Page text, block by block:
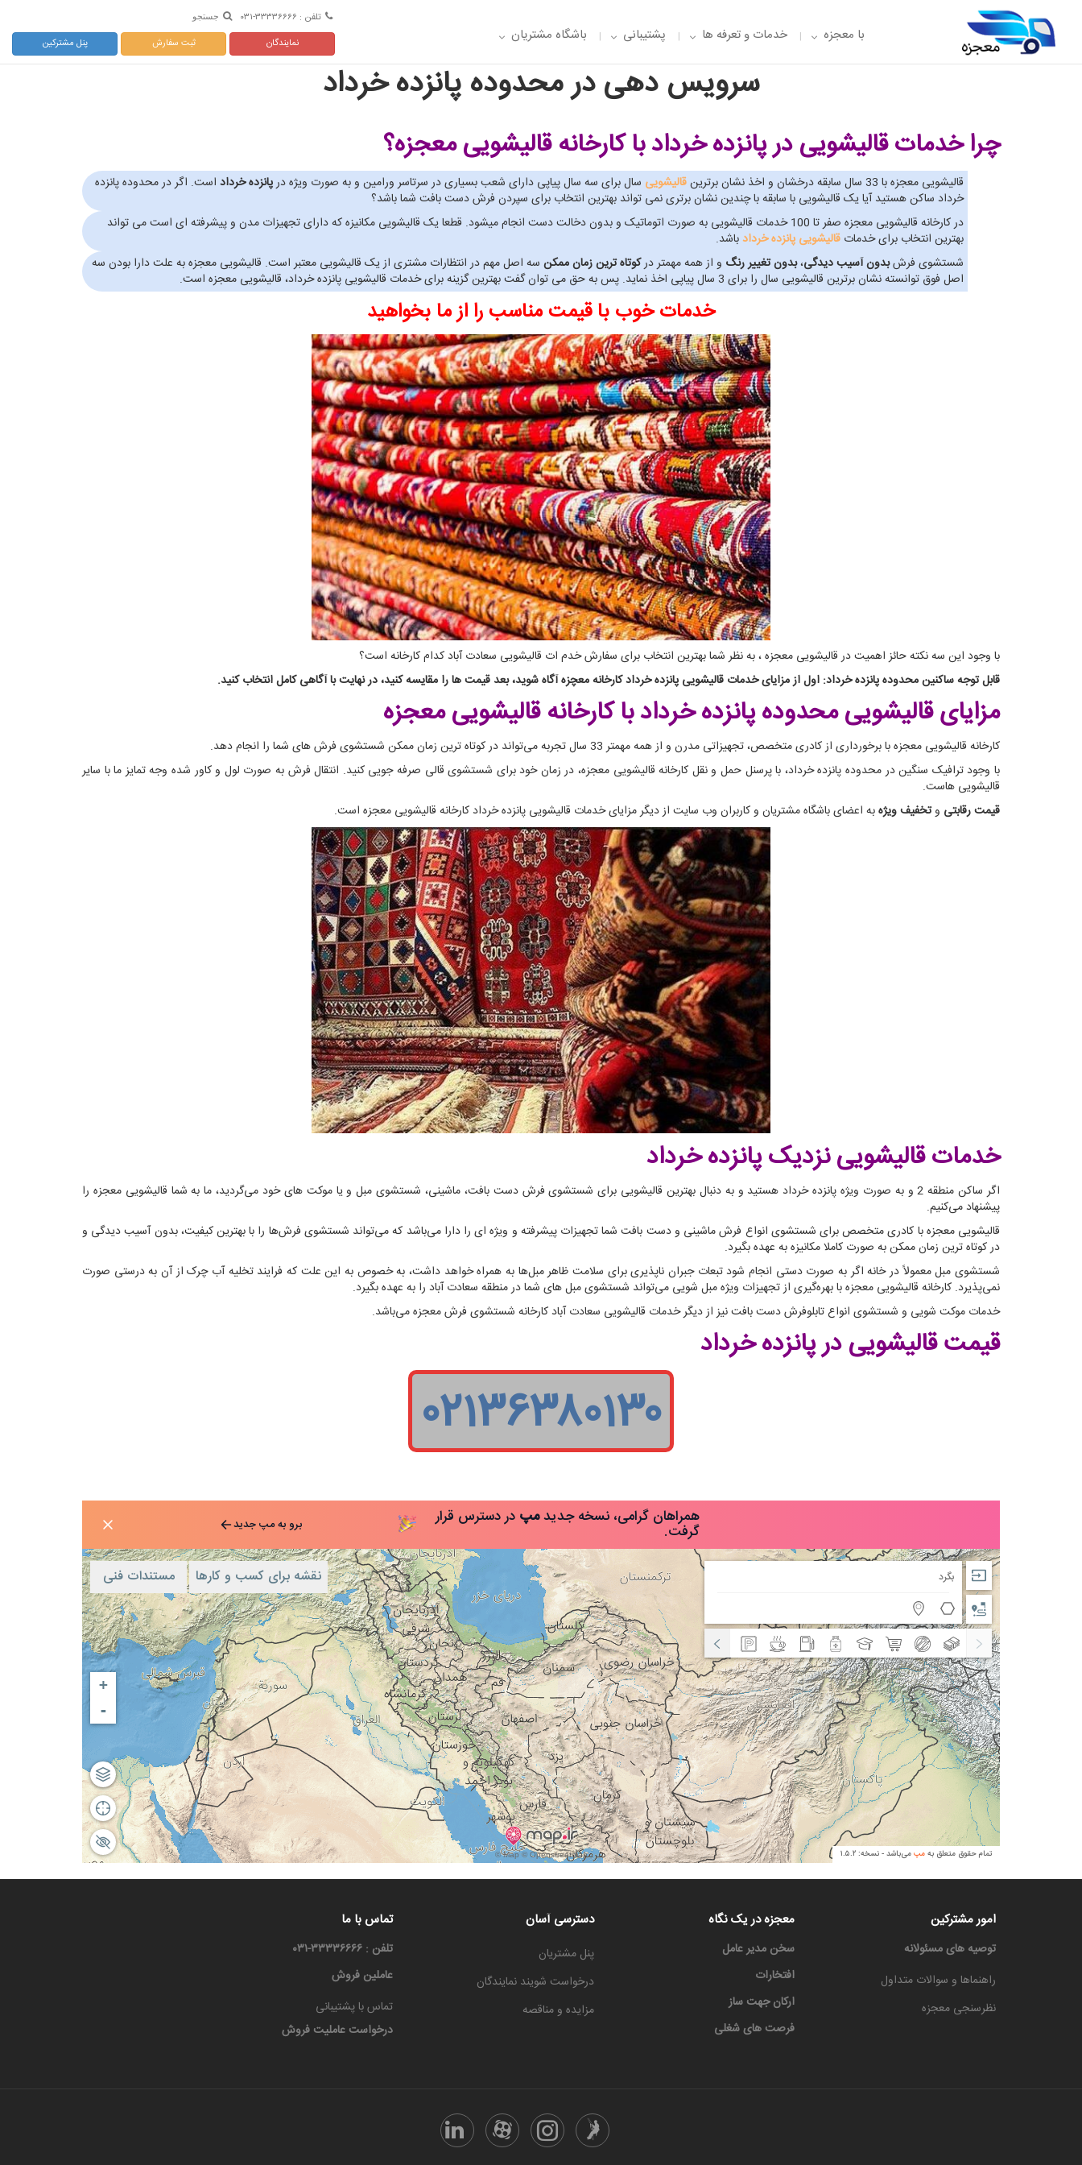
با معجزه خدمات و تعرفه ها پشتیبانی باشگاه مشتریان
تلفن : ۳۳۳۳۶۶۶۶-۰۳۱ جستجو
نمایندگان ثبت سفارش پنل مشترکین
سرویس دهی در محدوده پانزده خرداد
چرا خدمات قالیشویی در پانزده خردادبا کارخانه قالیشویی معجزه؟
قالیشویی معجزه با 33 سال سابقه درخشان و اخذ نشان برترین قالیشویی سال برای سه سال پیاپی دارای شعب بسیاری در سرتاسر ورامین و به صورت ویژه درپانزده خرداد است. اگر در محدوده پانزده
خرداد ساکن هستید آیا یک قالیشویی با سابقه با چندین نشان برتری نمی تواند بهترین انتخاب برای سپردن فرش دست بافت شما باشد؟
در کارخانه قالیشویی معجزه صفر تا 100 خدمات قالیشویی به صورت اتوماتیک و بدون دخالت دست انجام میشود. قطعا یک قالیشویی مکانیزه که دارای تجهیزات مدن و پیشرفته ای است می تواند
بهترین انتخاب برای خدمات قالیشویی پانزده خردادباشد.
شستشوی فرشبدون آسیب دیدگی،بدون تغییر رنگ و از همه مهمتر درکوتاه ترین زمان ممکن سه اصل مهم در انتظارات مشتری از یک قالیشویی معتبر است. قالیشویی معجزه به علت دارا بودن سه
اصل فوق توانسته نشان برترین قالیشویی سال را برای 3 سال پیاپی اخذ نماید. پس به حق می توان گفت بهترین گزینه برای خدمات قالیشویی پانزده خرداد، قالیشویی معجزه است.
خدمات خوب با قیمت مناسب را از ما بخواهید
با وجود این سه نکته حائز اهمیت در قالیشویی معجزه ، به نظر شما بهترین انتخاب برای سفارش خدم ات قالیشویی سعادت آباد کدام کارخانه است؟
قابل توجه ساکنین محدوده پانزده خرداد: اول از مزایای خدمات قالیشویی پانزده خرداد کارخانه معچزه آگاه شوید، بعد قیمت ها را مقایسه کنید، در نهایت با آگاهی کامل انتخاب کنید.
مزایای قالیشویی محدوده پانزده خردادبا کارخانه قالیشویی معجزه
کارخانه قالیشویی معجزه با برخورداری از کادری متخصص، تجهیزاتی مدرن و از همه مهمتر 33 سال تجربه می‌تواند در کوتاه ترین زمان ممکن شستشوی فرش های شما را انجام دهد.
با وجود ترافیک سنگین در محدوده پانزده خرداد، با پرسنل حمل و نقل کارخانه قالیشویی معجزه، در زمان خود برای شستشوی قالی صرفه جویی کنید. انتقال فرش به صورت لول و کاور شده وجه تمایز ما با سایر
قالیشویی هاست.
قیمت رقابتی وتخفیف ویژهبه اعضای باشگاه مشتریان و کاربران وب سایت از دیگر مزایای خدمات قالیشویی پانزده خرداد کارخانه قالیشویی معجزه است.
خدمات قالیشویی نزدیک پانزده خرداد
اگر ساکن منطقه 2 و به صورت ویژه پانزده خرداد هستید و به دنبال بهترین قالیشویی برای شستشوی فرش دست بافت، ماشینی، شستشوی مبل و یا موکت های خود می‌گردید، ما به شما قالیشویی معجزه را
پیشنهاد می‌کنیم.
قالیشویی معجزه با کادری متخصص برای شستشوی انواع فرش ماشینی و دست بافت شما تجهیزات پیشرفته و ویژه ای را دارا می‌باشد که می‌تواند شستشوی فرش‌ها را با بهترین کیفیت، بدون آسیب دیدگی و
در کوتاه ترین زمان ممکن به صورت کاملا مکانیزه به عهده بگیرد.
شستشوی مبل معمولاً در خانه اگر به صورت دستی انجام شود تبعات جبران ناپذیری برای سلامت ظاهر مبل‌ها به همراه خواهد داشت، به خصوص به این علت که فرایند تخلیه آب چرک از آن به درستی صورت
نمی‌پذیرد. کارخانه قالیشویی معجزه با بهره‌گیری از تجهیزات ویژه مبل شویی می‌تواند شستشوی مبل های شما در منطقه سعادت آباد را به عهده بگیرد.
خدمات موکت شویی و شستشوی انواع تابلوفرش دست بافت نیز از دیگر خدمات قالیشویی سعادت آباد کارخانه شستشوی فرش معجزه می‌باشد.
قیمت قالیشویی در پانزده خرداد
۰۲۱۳۶۳۸۰۱۳۰
امور مشترکین
توصیه های مسئولانه
راهنماها و سوالات متداول
نظرسنجی معجزه
معجزه در یک نگاه
سخن مدیر عامل
افتخارات
ارکان جهت ساز
فرصت های شغلی
دسترسی آسان
پنل مشتریان
درخواست شویند نمایندگان
مزایده و مناقصه
تماس با ما
تلفن : ۳۳۳۳۶۶۶۶-۰۳۱
عاملین فروش
تماس با پشتیبانی
درخواست عاملیت فروش